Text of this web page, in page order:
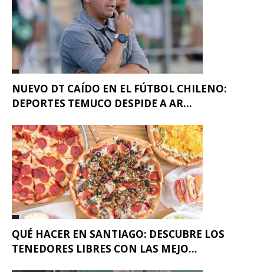
NUEVO DT CAÍDO EN EL FÚTBOL CHILENO:
DEPORTES TEMUCO DESPIDE A AR...
QUÉ HACER EN SANTIAGO: DESCUBRE LOS
TENEDORES LIBRES CON LAS MEJO...